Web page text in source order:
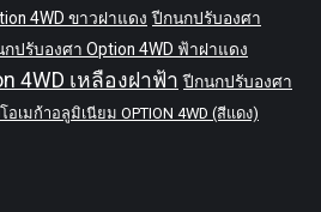
4WD ขาวฝาแดง ปีกนกปรับองศา
ปรับองศา Option 4WD ฟ้าฝาแดง
4WD เหลืองฝาฟ้า ปีกนกปรับองศา
อเมก้าอลูมิเนียม OPTION 4WD (สีแดง)